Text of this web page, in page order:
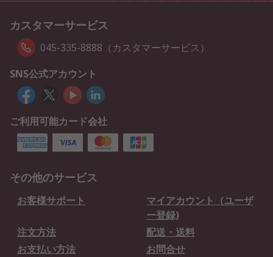
カスタマーサービス
045-335-8888（カスタマーサービス）
SNS公式アカウント
ご利用可能カード会社
その他のサービス
お客様サポート
マイアカウント（ユーザ
ー登録)
注文方法
配送・送料
お支払い方法
お問合せ